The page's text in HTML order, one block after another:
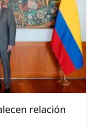
relación